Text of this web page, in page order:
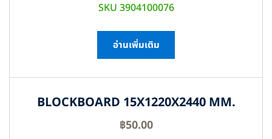
SKU 3904100076
อ่านเพิ่มเติม
BLOCKBOARD 15X1220X2440 MM.
฿50.00